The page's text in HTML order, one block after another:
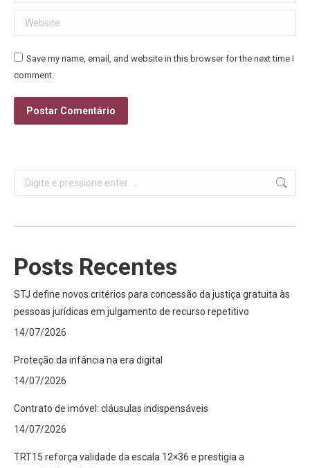
Website
Save my name, email, and website in this browser for the next time I
comment.
Postar Comentário
Search:
Posts Recentes
STJ define novos critérios para concessão da justiça gratuita às
pessoas jurídicas em julgamento de recurso repetitivo
14/07/2026
Proteção da infância na era digital
14/07/2026
Contrato de imóvel: cláusulas indispensáveis
14/07/2026
TRT15 reforça validade da escala 12×36 e prestigia a